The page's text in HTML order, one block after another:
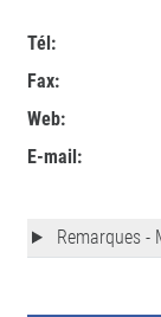
Tél:
Fax:
Web:
E-mail:
Remarques -